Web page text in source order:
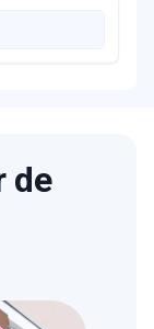
de